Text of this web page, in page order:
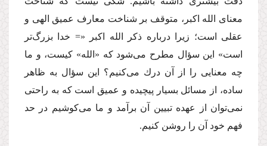
معناى الله اكبر، متوقف بر شناخت معارف عمیق الهى و
عقلى است؛ زیرا درباره ذكر الله اكبر «= خدا بزرگ‌تر
است» این سؤال مطرح مى‌شود كه «الله» كیست، و ما
چه معنایى را از آن درك مى‌كنیم؟ این سؤال به ظاهر
ساده، از مسائل بسیار پیچیده و عمیق است كه به راحتى
نمى‌توان از عهده تبیین آن برآمد و ما مى‌كوشیم در حد
فهم خود آن را روشن كنیم.